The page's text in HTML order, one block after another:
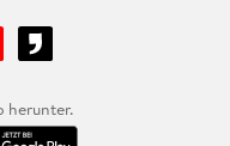
herunter.